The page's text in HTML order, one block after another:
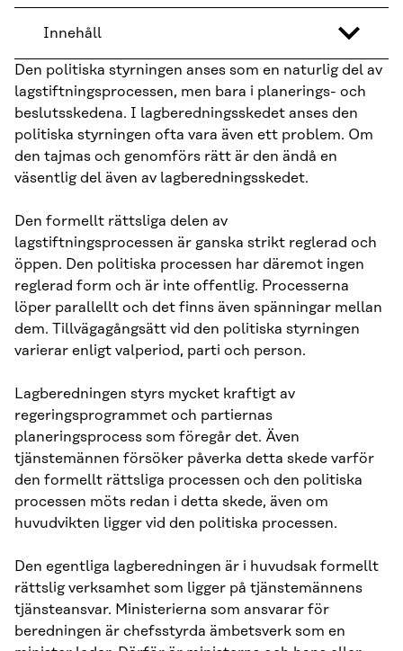
Innehåll
Den politiska styrningen anses som en naturlig del av
lagstiftningsprocessen, men bara i planerings- och
beslutsskedena. I lagberedningsskedet anses den
politiska styrningen ofta vara även ett problem. Om
den tajmas och genomförs rätt är den ändå en
väsentlig del även av lagberedningsskedet.
Den formellt rättsliga delen av
lagstiftningsprocessen är ganska strikt reglerad och
öppen. Den politiska processen har däremot ingen
reglerad form och är inte offentlig. Processerna
löper parallellt och det finns även spänningar mellan
dem. Tillvägagångsätt vid den politiska styrningen
varierar enligt valperiod, parti och person.
Lagberedningen styrs mycket kraftigt av
regeringsprogrammet och partiernas
planeringsprocess som föregår det. Även
tjänstemännen försöker påverka detta skede varför
den formellt rättsliga processen och den politiska
processen möts redan i detta skede, även om
huvudvikten ligger vid den politiska processen.
Den egentliga lagberedningen är i huvudsak formellt
rättslig verksamhet som ligger på tjänstemännens
tjänsteansvar. Ministerierna som ansvarar för
beredningen är chefsstyrda ämbetsverk som en